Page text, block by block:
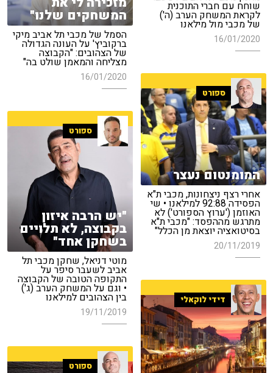
שוחח עם חברי התוכנית
לקראת המשחק הערב (ה')
של מכבי מול מילאנו
16/01/2020
המשחקים שלנו"
הסמל של מכבי תל אביב מיקי
ברקוביץ' על העונה הגדולה
של הצהובים: "הקבוצה
מצליחה והמאמן שולט בה"
16/01/2020
ספורט
המומנטום נעצר
אחרי רצף ניצחונות, מכבי ת"א
הפסידה 92:88 למילאנו • שי
האוזמן ('ערוץ הספורט') לא
מתרגש מההפסד: "מכבי ת"א
בסיטואציה יוצאת מן הכלל"
20/11/2019
ספורט
"יש הרבה איזון
בקבוצה, לא תלויים
בשחקן אחד"
מוטי דניאל, שחקן מכבי תל
אביב לשעבר סיפר על
התקופה הטובה של הקבוצה
• וגם על המשחק הערב (ג')
בין הצהובים למילאנו
19/11/2019
דידי לוקאלי
ספורט